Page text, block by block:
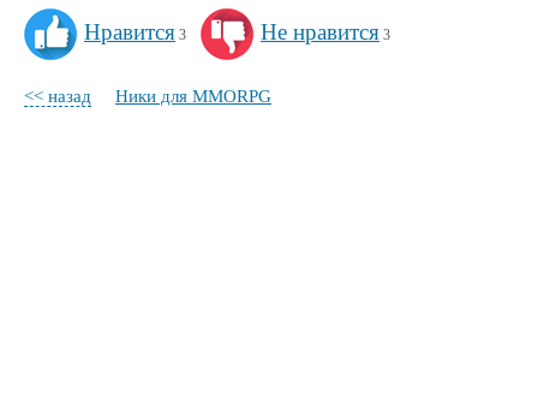
Нравится 3 Не нравится 3
<< назад Ники для MMORPG